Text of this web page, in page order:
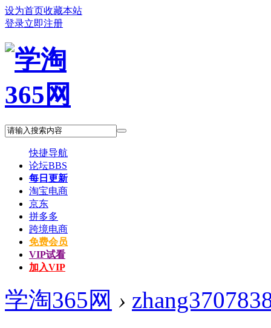
设为首页收藏本站
登录立即注册
快捷导航
论坛BBS
每日更新
淘宝电商
京东
拼多多
跨境电商
免费会员
VIP试看
加入VIP
学淘365网 ›